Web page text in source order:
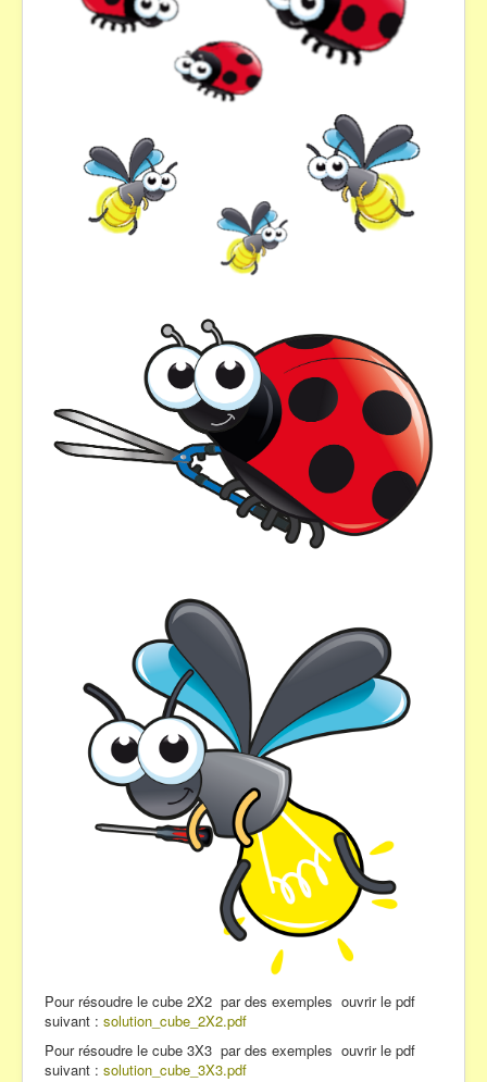
Pour résoudre le cube 2X2 par des exemples ouvrir le pdf
suivant : solution_cube_2X2.pdf
Pour résoudre le cube 3X3 par des exemples ouvrir le pdf
suivant : solution_cube_3X3.pdf